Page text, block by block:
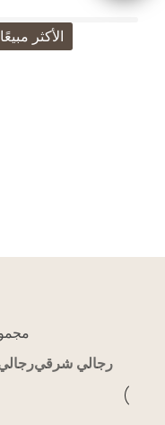
الأكثر
رجالي شرقي